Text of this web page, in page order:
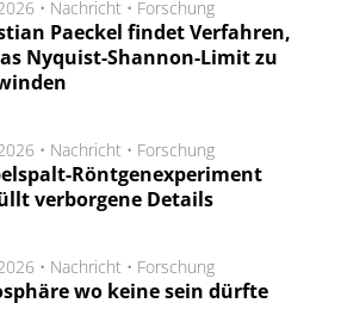
• Nachricht • Forschung
Paeckel findet Verfahren,
Nyquist-Shannon-Limit zu
• Nachricht • Forschung
Röntgenexperiment
verborgene Details
• Nachricht • Forschung
wo keine sein dürfte